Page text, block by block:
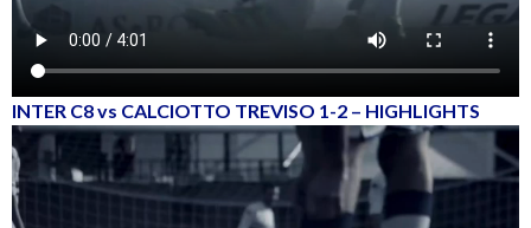
INTER C8 vs CALCIOTTO TREVISO 1-2 – HIGHLIGHTS